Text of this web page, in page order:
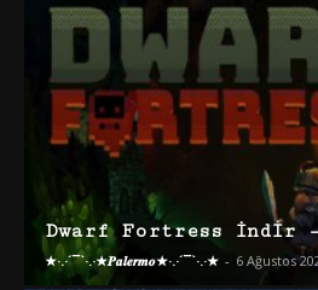
Dwarf Fortress İndir
★·.·´¯`·.·★𝑷𝒂𝒍𝒆𝒓𝒎𝒐★·.·´¯`·.·★ - 6 Ağustos